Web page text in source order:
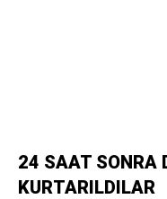
24 SAAT SONRA
KURTARILDILAR